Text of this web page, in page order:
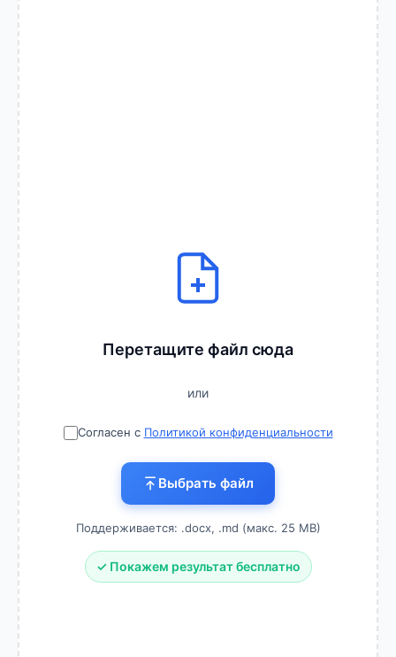
Перетащите файл сюда
или
Согласен с Политикой конфиденциальности
Выбрать файл
Поддерживается: .docx, .md (макс. 25 MB)
✓ Покажем результат бесплатно